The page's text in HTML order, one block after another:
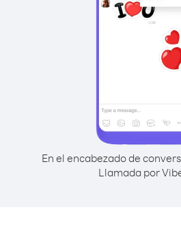
En el encabezado de
Llamada por